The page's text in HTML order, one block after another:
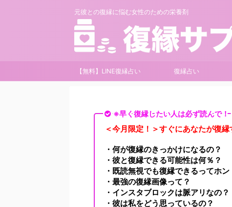
元彼との復縁に悩む女性のための栄養剤
【無料】LINE復縁占い 復縁占い
※早く復縁したい人は必ず読んで！
＜今月限定！＞すぐにあなたが復
・何が復縁のきっかけになるの？
・彼と復縁できる可能性は何％？
・既読無視でも復縁できるってホン
・最強の復縁画像って？
・インスタブロックは脈アリなの？
・彼は私をどう思っているの？